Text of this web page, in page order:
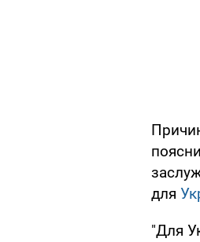
для
"Для